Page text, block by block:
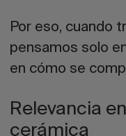
Por eso, cuando
pensamos solo
en cómo se
Relevancia
cerámica